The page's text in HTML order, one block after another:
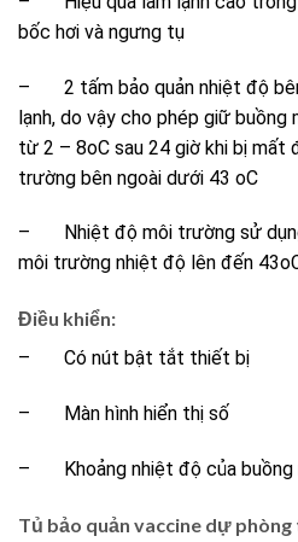
bốc hơi và ngưng tụ
– 2 tấm bảo quản nhiệt độ
lạnh, do vậy cho phép giữ
từ 2 – 8oC sau 24 giờ khi bị mất
trường bên ngoài dưới 43 oC
– Nhiệt độ môi trường sử
môi trường nhiệt độ lên đến
Điều khiển:
– Có nút bật tắt thiết bị
– Màn hình hiển thị số
– Khoảng nhiệt độ của buồng
Tủ bảo quản vaccine dự